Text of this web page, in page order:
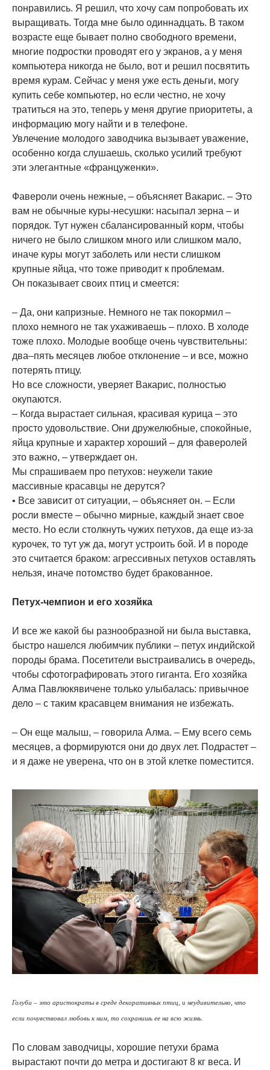
понравились. Я решил, что хочу сам попробовать их
выращивать. Тогда мне было одиннадцать. В таком
возрасте еще бывает полно свободного времени,
многие подростки проводят его у экранов, а у меня
компьютера никогда не было, вот и решил посвятить
время курам. Сейчас у меня уже есть деньги, могу
купить себе компьютер, но если честно, не хочу
тратиться на это, теперь у меня другие приоритеты, а
информацию могу найти и в телефоне.
Увлечение молодого заводчика вызывает уважение,
особенно когда слушаешь, сколько усилий требуют
эти элегантные «француженки».
Фавероли очень нежные, – объясняет Вакарис. – Это
вам не обычные куры-несушки: насыпал зерна – и
порядок. Тут нужен сбалансированный корм, чтобы
ничего не было слишком много или слишком мало,
иначе куры могут заболеть или нести слишком
крупные яйца, что тоже приводит к проблемам.
Он показывает своих птиц и смеется:
– Да, они капризные. Немного не так покормил –
плохо немного не так ухаживаешь – плохо. В холоде
тоже плохо. Молодые вообще очень чувствительны:
два–пять месяцев любое отклонение – и все, можно
потерять птицу.
Но все сложности, уверяет Вакарис, полностью
окупаются.
– Когда вырастает сильная, красивая курица – это
просто удовольствие. Они дружелюбные, спокойные,
яйца крупные и характер хороший – для фаверолей
это важно, – утверждает он.
Мы спрашиваем про петухов: неужели такие
массивные красавцы не дерутся?
• Все зависит от ситуации, – объясняет он. – Если
росли вместе – обычно мирные, каждый знает свое
место. Но если столкнуть чужих петухов, да еще из-за
курочек, то тут уж да, могут устроить бой. И в породе
это считается браком: агрессивных петухов оставлять
нельзя, иначе потомство будет бракованное.
Петух-чемпион и его хозяйка
И все же какой бы разнообразной ни была выставка,
быстро нашелся любимчик публики – петух индийской
породы брама. Посетители выстраивались в очередь,
чтобы сфотографировать этого гиганта. Его хозяйка
Алма Павлюкявичене только улыбалась: привычное
дело – с таким красавцем внимания не избежать.
– Он еще малыш, – говорила Алма. – Ему всего семь
месяцев, а формируются они до двух лет. Подрастет –
и я даже не уверена, что он в этой клетке поместится.
Голуби – это аристократы в среде декоративных птиц, и неудивительно, что
если почувствовал любовь к ним, то сохранишь ее на всю жизнь.
По словам заводчицы, хорошие петухи брама
вырастают почти до метра и достигают 8 кг веса. И